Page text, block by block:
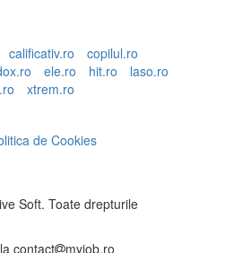
calificativ.ro
copilul.ro
ele.ro hit.ro
laso.ro
xtrem.ro
de Cookies
Soft. Toate drepturile
contact myjob.ro